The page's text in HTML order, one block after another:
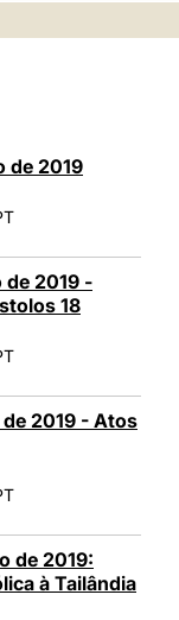
de 2019
de 2019 -
18
2019 - Atos
de 2019:
à Tailândia